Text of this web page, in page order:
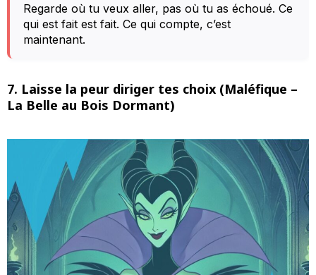
Regarde où tu veux aller, pas où tu as échoué. Ce
qui est fait est fait. Ce qui compte, c’est
maintenant.
7. Laisse la peur diriger tes choix (Maléfique –
La Belle au Bois Dormant)